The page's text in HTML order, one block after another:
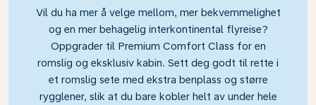
Vil du ha mer å velge mellom, mer bekvemmelighet
og en mer behagelig interkontinental flyreise?
Oppgrader til Premium Comfort Class for en
romslig og eksklusiv kabin. Sett deg godt til rette i
et romslig sete med ekstra benplass og større
rygglener, slik at du bare kobler helt av under hele